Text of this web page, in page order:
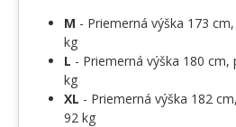
M - Priemerná výška 173
kg
L - Priemerná výška 180
kg
XL - Priemerná výška 182
92 kg